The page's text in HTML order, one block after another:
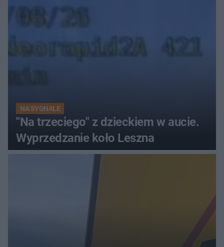
NA SYGNALE
"Na trzeciego" z dzieckiem w aucie.
Wyprzedzanie koło Leszna